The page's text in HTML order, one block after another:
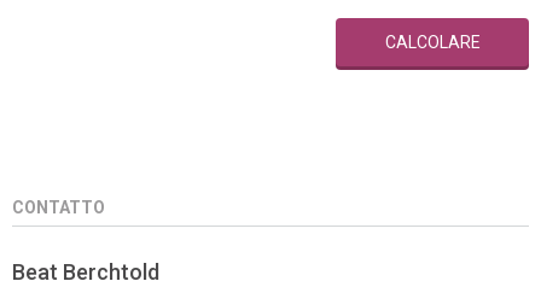
CALCOLARE
CONTATTO
Beat Berchtold